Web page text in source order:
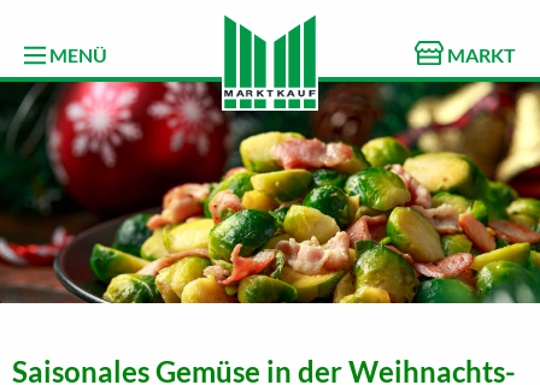
MENÜ MARKT
Saisonales Gemüse in der Weihnachts-